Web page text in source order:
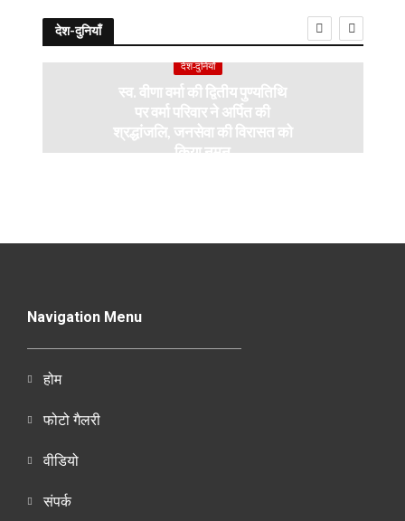
देश-दुनियाँ
देश-दुनियाँ
स्व. वीणा वर्मा की द्वितीय पुण्यतिथि
पर वर्मा परिवार ने अर्पित की
श्रद्धांजलि, जनसेवा की विरासत को
किया नमन
Navigation Menu
होम
फोटो गैलरी
वीडियो
संपर्क